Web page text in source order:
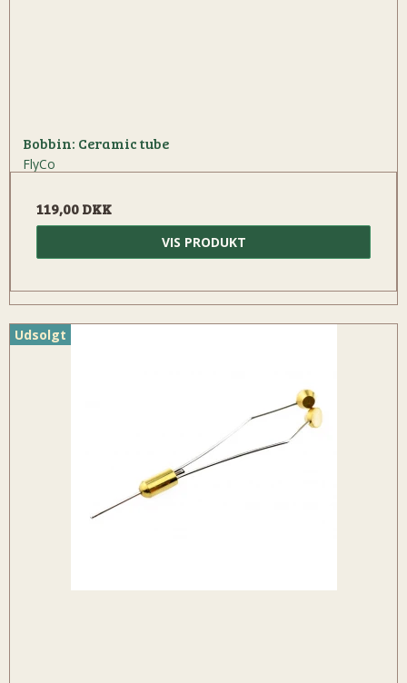
Bobbin: Ceramic tube
FlyCo
119,00 DKK
VIS PRODUKT
Udsolgt